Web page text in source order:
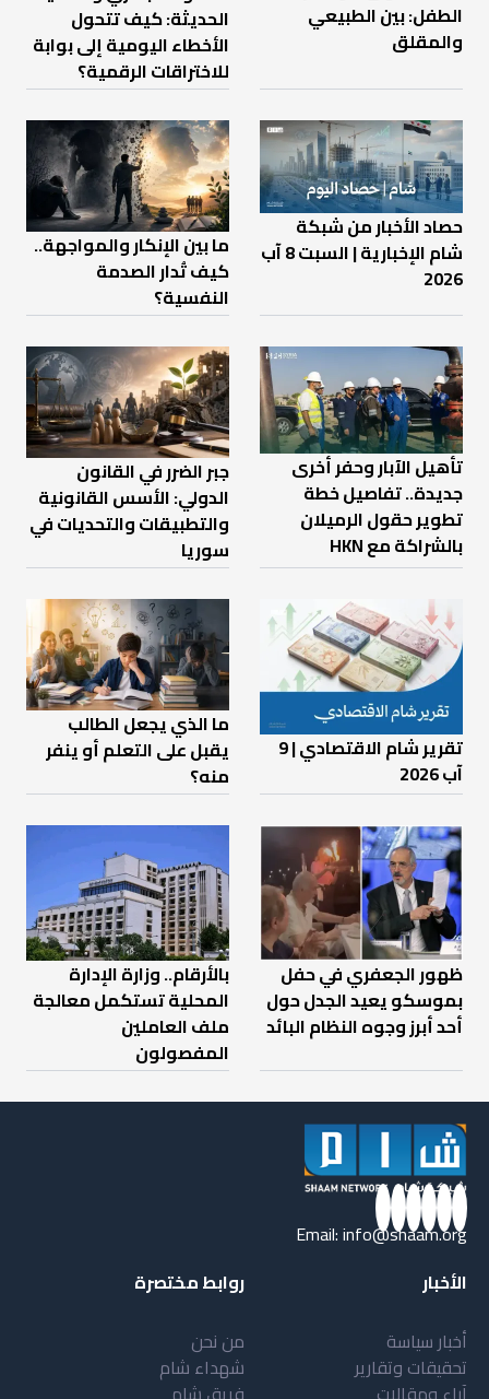
الطفل: بين الطبيعي
والمقلق
الحديثة: كيف تتحول
الأخطاء اليومية إلى بوابة
للاختراقات الرقمية؟
حصاد الأخبار من شبكة
شام الإخبارية | السبت 8 آب
2026
ما بين الإنكار والمواجهة..
كيف تُدار الصدمة
النفسية؟
تأهيل الآبار وحفر أخرى
جديدة.. تفاصيل خطة
تطوير حقول الرميلان
بالشراكة مع HKN
جبر الضرر في القانون
الدولي: الأسس القانونية
والتطبيقات والتحديات في
سوريا
تقرير شام الاقتصادي | 9
آب 2026
ما الذي يجعل الطالب
يقبل على التعلم أو ينفر
منه؟
ظهور الجعفري في حفل
بموسكو يعيد الجدل حول
أحد أبرز وجوه النظام البائد
بالأرقام.. وزارة الإدارة
المحلية تستكمل معالجة
ملف العاملين
المفصولون
Email:info@shaam.org
الأخبار
أخبار سياسة
تحقيقات وتقارير
روابط مختصرة
من نحن
شهداء شام